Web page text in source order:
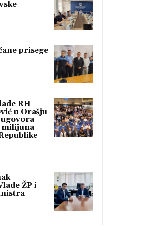
prisege
RH
u Orašju
milijuna
ŽP i